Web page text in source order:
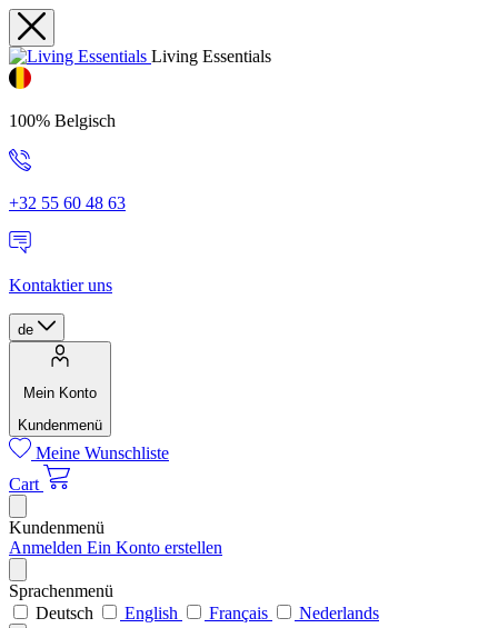
Living Essentials
100% Belgisch
+32 55 60 48 63
Kontaktier uns
de
Mein Konto
Kundenmenü
Meine Wunschliste
Cart
Kundenmenü
Anmelden Ein Konto erstellen
Sprachenmenü
Deutsch
English Français Nederlands